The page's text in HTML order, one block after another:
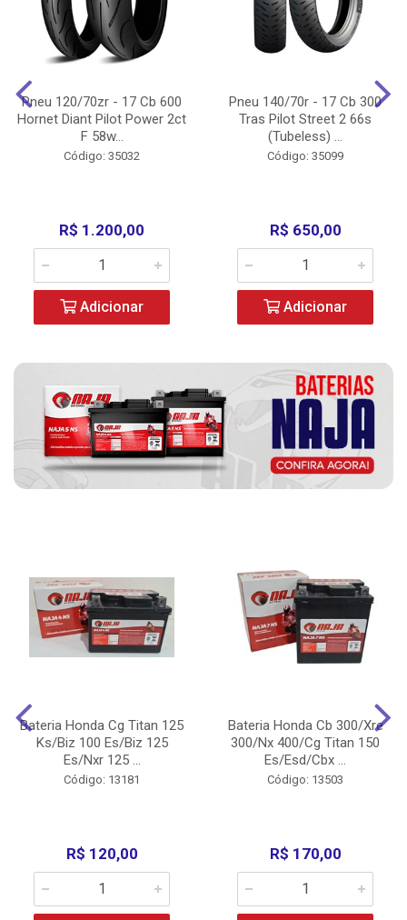
Pneu 120/70zr - 17 Cb 600
Hornet Diant Pilot Power 2ct
F 58w...
Código: 35032
R$ 1.200,00
Adicionar
Pneu 140/70r - 17 Cb 300
Tras Pilot Street 2 66s
(Tubeless) ...
Código: 35099
R$ 650,00
Adicionar
Bateria Honda Cg Titan 125
Ks/Biz 100 Es/Biz 125
Es/Nxr 125 ...
Código: 13181
R$ 120,00
Bateria Honda Cb 300/Xre
300/Nx 400/Cg Titan 150
Es/Esd/Cbx ...
Código: 13503
R$ 170,00